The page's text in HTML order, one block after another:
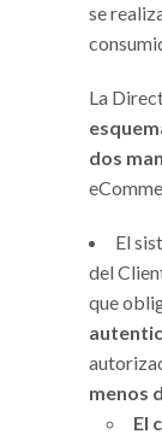
se
La
dos
El
del
que
menos
El